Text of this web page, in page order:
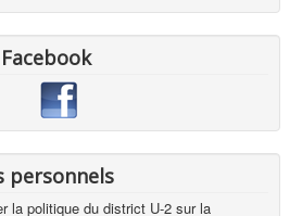
personnels
la politique du district U-2 sur la